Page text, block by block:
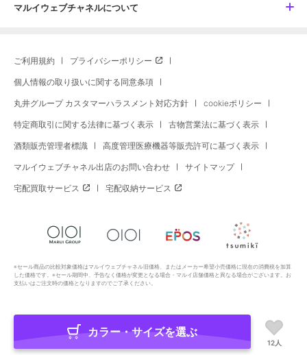
マルイウェブチャネルについて
ご利用規約 プライバシーポリシー
個人情報の取り扱いに関する同意条項
丸井グループ カスタマーハラスメント対応方針 cookieポリシー
特定商取引に関する法律に基づく表示 古物営業法に基づく表示
酒類販売管理者標識 高度管理医療機器等販売許可に基づく表示
マルイウェブチャネル出店のお問い合わせ サイトマップ
宅配買取サービス 宅配収納サービス
※セール商品の比較対象価格はマルイウェブチャネル旧価格、またはメーカー希望小売価格に現在の消費税を加算
した価格です。※セール期間中、予告なく価格が変更となる場合・マルイ店舗価格と異なる場合がございます。お
支払いはご注文時の価格となりますのでご了承ください。
Copyright All Rights Reserved. MARUI Co., Ltd
カラー・サイズを選ぶ
12人